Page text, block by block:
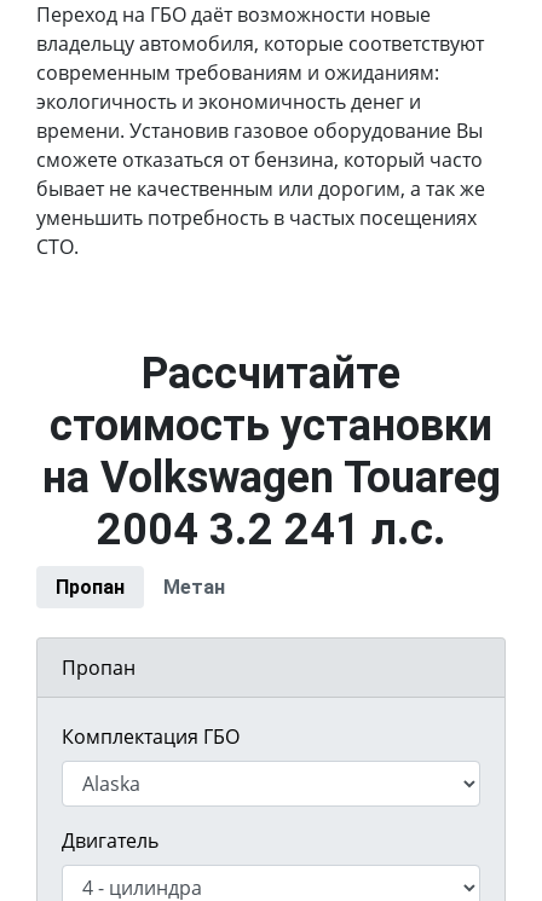
Переход на ГБО даёт возможности новые
владельцу автомобиля, которые соответствуют
современным требованиям и ожиданиям:
экологичность и экономичность денег и
времени. Установив газовое оборудование Вы
сможете отказаться от бензина, который часто
бывает не качественным или дорогим, а так же
уменьшить потребность в частых посещениях
СТО.
Рассчитайте
стоимость установки
на Volkswagen Touareg
2004 3.2 241 л.с.
Пропан Метан
Пропан
Комплектация ГБО
Двигатель